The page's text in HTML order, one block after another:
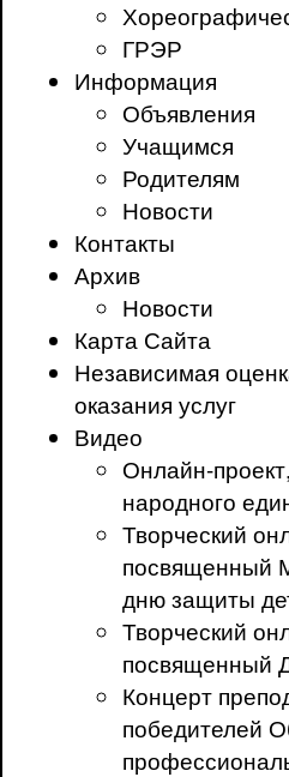
ГРЭР
Информация
Объявления
Учащимся
Родителям
Новости
Контакты
Архив
Новости
Карта Сайта
Независимая
оказания услуг
Видео
Онлайн-
народного
Творческий
посвященный
дню защиты
Творческий
посвященный
Концерт
победителей